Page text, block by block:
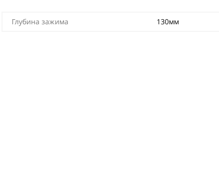
Глубина зажима 130мм